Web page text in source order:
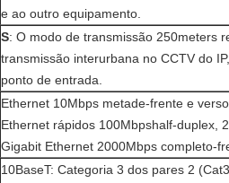
e ao outro equipamento.
S: O modo de transmissão 250meters
transmissão interurbana no CCTV do
ponto de entrada.
Ethernet 10Mbps metade-frente e
Ethernet rápidos 100Mbpshalf-duplex,
Gigabit Ethernet 2000Mbps completo-
10BaseT: Categoria 3 dos pares 2